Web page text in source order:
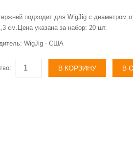
подходит для WigJig с диаметром
см.Цена указана за набор: 20 шт.
WigJig - США